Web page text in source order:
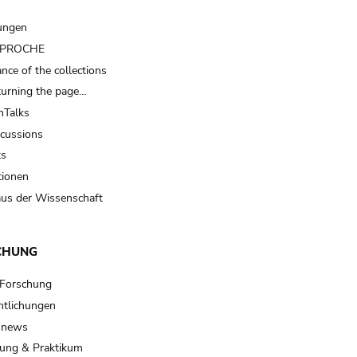
of the collections
the page…
der Wissenschaft
& Praktikum